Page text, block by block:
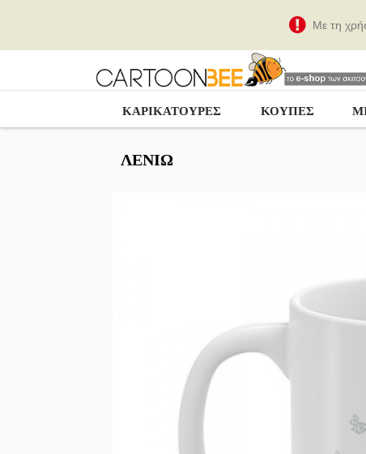
Με τη
ΚΑΡΙΚΑΤΟΎΡΕΣ ΚΟΥΠΕΣ
ΛΕΝΙΏ